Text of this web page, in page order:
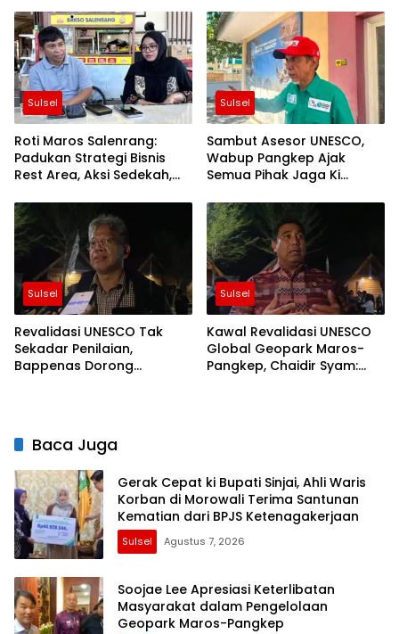
Ketenagakerjaan
Sulsel
Roti Maros Salenrang:
Padukan Strategi Bisnis
Rest Area, Aksi Sedekah,
Sulsel
Sambut Asesor UNESCO,
Wabup Pangkep Ajak
Semua Pihak Jaga Ki
Sulsel
Revalidasi UNESCO Tak
Sekadar Penilaian,
Bappenas Dorong
Sulsel
Kawal Revalidasi UNESCO
Global Geopark Maros-
Pangkep, Chaidir Syam:
Baca Juga
Gerak Cepat ki Bupati Sinjai, Ahli Waris
Korban di Morowali Terima Santunan
Kematian dari BPJS Ketenagakerjaan
Sulsel Agustus 7, 2026
Soojae Lee Apresiasi Keterlibatan
Masyarakat dalam Pengelolaan
Geopark Maros-Pangkep